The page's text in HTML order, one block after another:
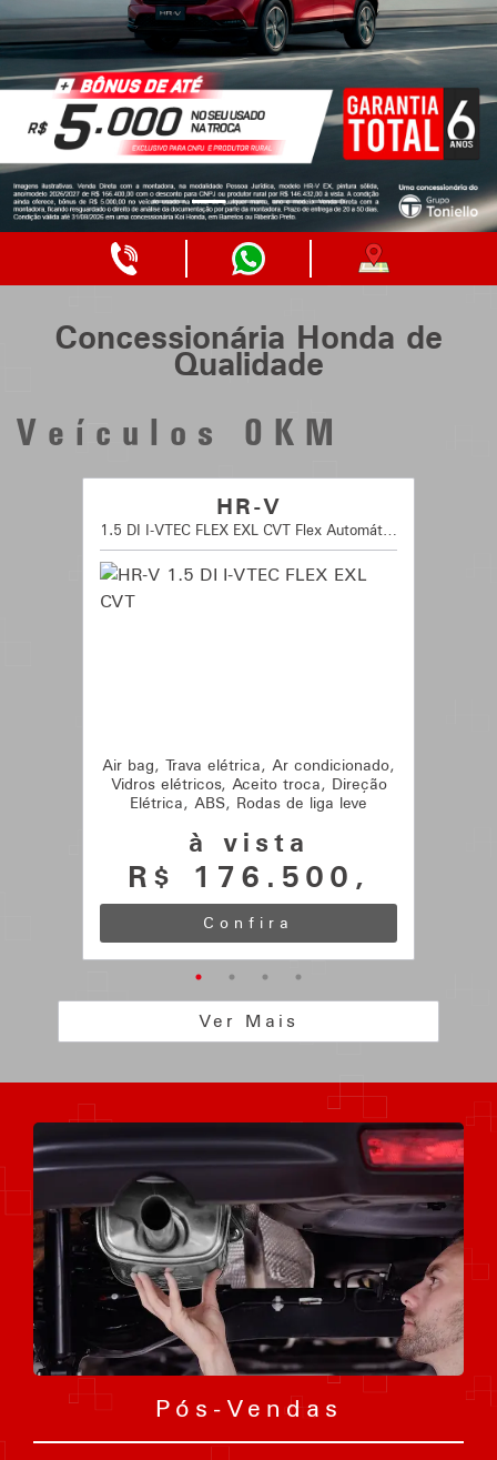
TELEFONE
DA
WHATSAPP
DA
COMO
CHEGAR
Concessionária Honda de
Qualidade
Veículos 0KM
HR-V
1.5 DI I-VTEC FLEX EXL CVT Flex Automático
HR-
V
EXL
CVT
Flex
Automático
Air bag, Trava elétrica, Ar condicionado,
Vidros elétricos, Aceito troca, Direção
Elétrica, ABS, Rodas de liga leve
à vista
R$ 176.500 ,
HR-
1.5
DI
I-
FLEX
CVT
Automático
Confira
Ver Mais
Pós-Vendas